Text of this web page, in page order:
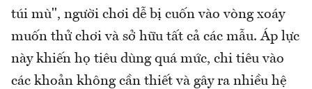
túi mù", người chơi dễ bị cuốn vào vòng xoáy
muốn thử chơi và sở hữu tất cả các mẫu. Áp lực
này khiến họ tiêu dùng quá mức, chi tiêu vào
các khoản không cần thiết và gây ra nhiều hệ